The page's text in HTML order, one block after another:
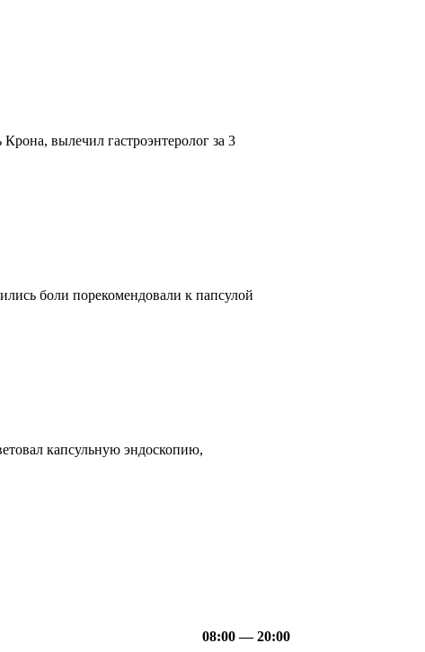
вылечил гастроэнтеролог за 3
боли порекомендовали к папсулой
капсульную эндоскопию,
08:00 — 20:00